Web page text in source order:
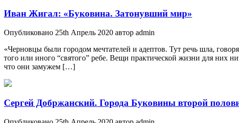
Иван Жигал: «Буковина. Затонувший мир»
Опубликовано 25th Апрель 2020 автор admin
«Черновцы были городом мечтателей и адептов. Тут речь шла,
того или иного “святого” ребе. Вещи практической жизни для них
что они замужем […]
Сергей Добржанский. Города Буковины второй